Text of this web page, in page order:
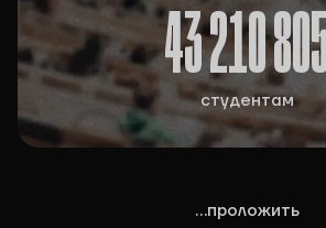
43 210
студентам
...проложить